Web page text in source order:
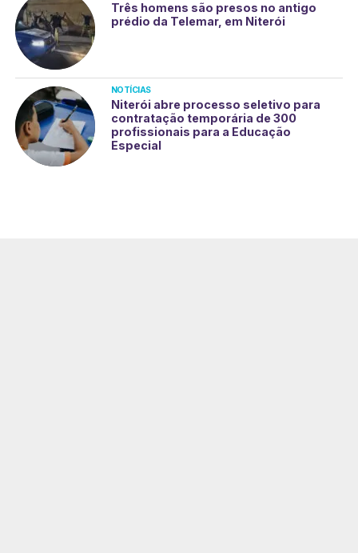
Três homens são presos no antigo
prédio da Telemar, em Niterói
NOTÍCIAS
Niterói abre processo seletivo para
contratação temporária de 300
profissionais para a Educação
Especial